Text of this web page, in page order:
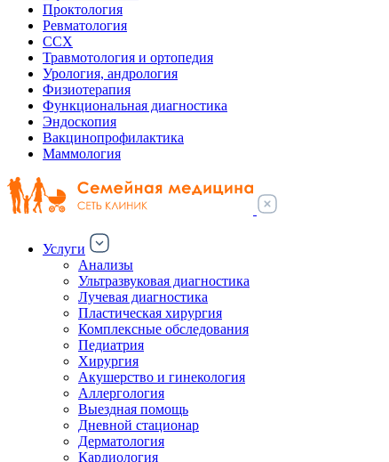
Проктология
Ревматология
ССХ
Травмотология и ортопедия
Урология, андрология
Физиотерапия
Функциональная диагностика
Эндоскопия
Вакцинопрофилактика
Маммология
Услуги
Анализы
Ультразвуковая диагностика
Лучевая диагностика
Пластическая хирургия
Комплексные обследования
Педиатрия
Хирургия
Акушерство и гинекология
Аллергология
Выездная помощь
Дневной стационар
Дерматология
Кардиология